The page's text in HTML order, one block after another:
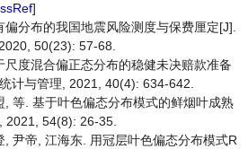
]
分布的我国地震风险测度与保费厘定[J].
50(23): 57-68.
尺度混合偏正态分布的稳健未决赔款准备
计与管理, 2021, 40(4): 634-642.
, 等. 基于叶色偏态分布模式的鲜烟叶成熟
2021, 54(8): 26-35.
, 尹帝, 江海东. 用冠层叶色偏态分布模式R